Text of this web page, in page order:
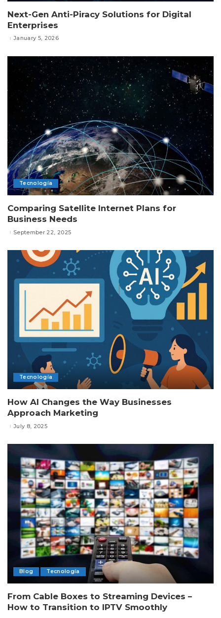
Next-Gen Anti-Piracy Solutions for Digital
Enterprises
January 5, 2026
Tecnología
Comparing Satellite Internet Plans for
Business Needs
September 22, 2025
Tecnología
How AI Changes the Way Businesses
Approach Marketing
July 8, 2025
Blog Tecnología
From Cable Boxes to Streaming Devices –
How to Transition to IPTV Smoothly